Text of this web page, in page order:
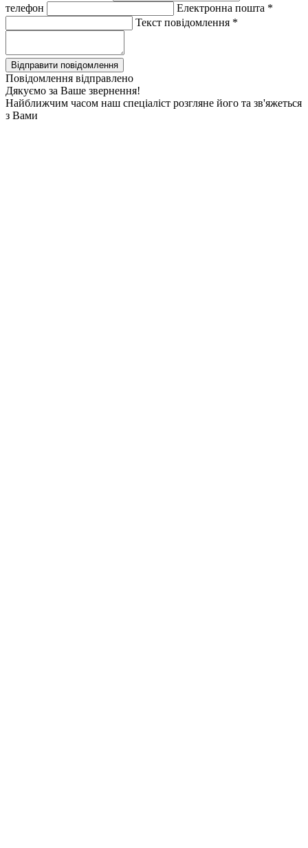
телефон
Електронна пошта *
Текст повідомлення *
Повідомлення відправлено
Дякуємо за Ваше звернення!
Найближчим часом наш спеціаліст розгляне його та зв'яжеться
з Вами